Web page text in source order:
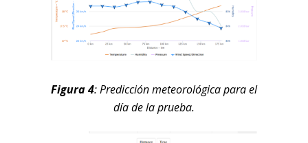
Figura 4: Predicción meteorológica para el
día de la prueba.